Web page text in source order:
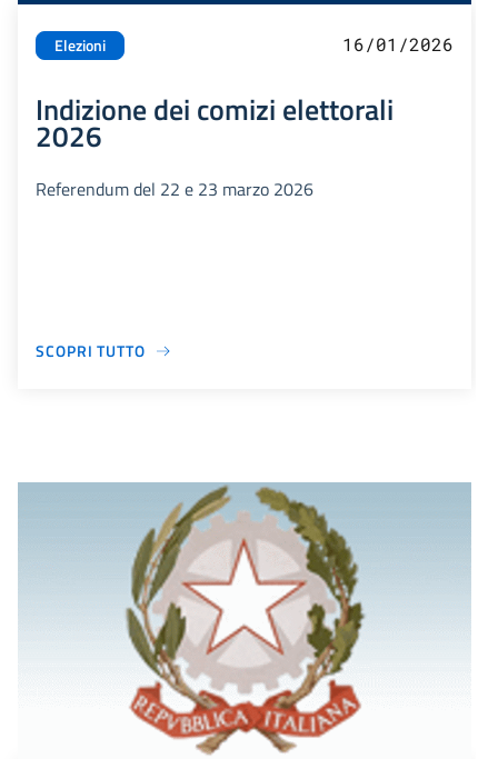
Elezioni 16/01/2026
Indizione dei comizi elettorali
2026
Referendum del 22 e 23 marzo 2026
SCOPRI TUTTO